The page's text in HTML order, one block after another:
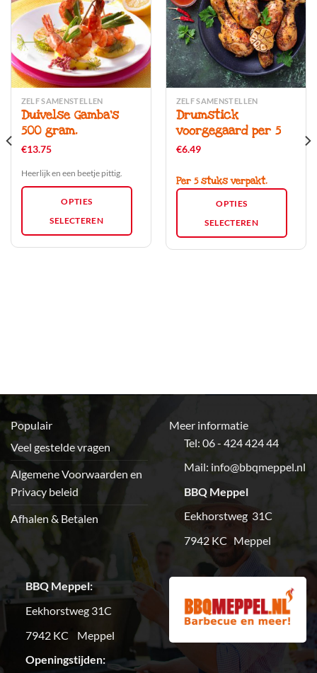
ZELF SAMENSTELLEN
Duivelse Gamba’s
500 gram.
€13.75
Heerlijk en een beetje pittig.
OPTIES
SELECTEREN
Dit
product
heeft
meerdere
Deze
optie
gekozen
worden
op
ZELF SAMENSTELLEN
Drumstick
voorgegaard per 5
€6.49
Per 5 stuks verpakt.
OPTIES
SELECTEREN
Dit
product
heeft
meerdere
Deze
optie
gekozen
worden
op
Populair
Veel gestelde vragen
Algemene Voorwaarden en
Privacy beleid
Afhalen & Betalen
Meer informatie
Tel: 06 - 424 424 44
Mail: info@bbqmeppel.nl
BBQ Meppel
Eekhorstweg 31C
7942 KC Meppel
BBQ Meppel:
Eekhorstweg 31C
7942 KC Meppel
Openingstijden: